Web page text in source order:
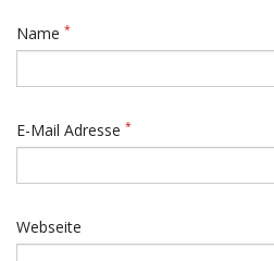
Name *
E-Mail Adresse *
Webseite